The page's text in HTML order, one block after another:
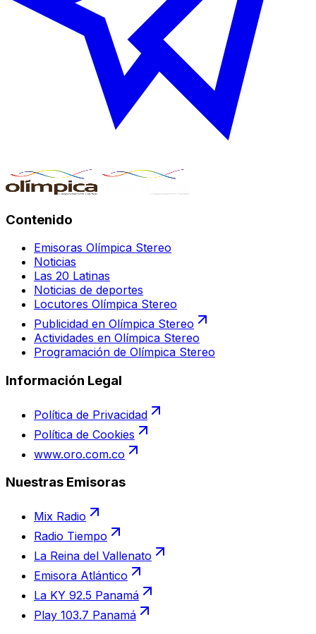
Contenido
Emisoras Olímpica Stereo
Noticias
Las 20 Latinas
Noticias de deportes
Locutores Olímpica Stereo
Publicidad en Olímpica Stereo
Actividades en Olímpica Stereo
Programación de Olímpica Stereo
Información Legal
Política de Privacidad
Política de Cookies
www.oro.com.co
Nuestras Emisoras
Mix Radio
Radio Tiempo
La Reina del Vallenato
Emisora Atlántico
La KY 92.5 Panamá
Play 103.7 Panamá